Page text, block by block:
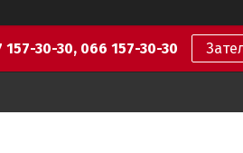
157-30-30, 066 157-30-30